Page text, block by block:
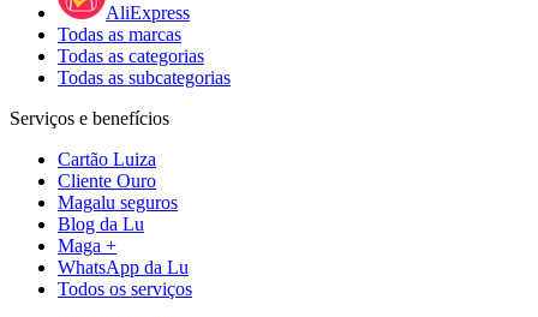
AliExpress
Todas as marcas
Todas as categorias
Todas as subcategorias
Serviços e benefícios
Cartão Luiza
Cliente Ouro
Magalu seguros
Blog da Lu
Maga +
WhatsApp da Lu
Todos os serviços